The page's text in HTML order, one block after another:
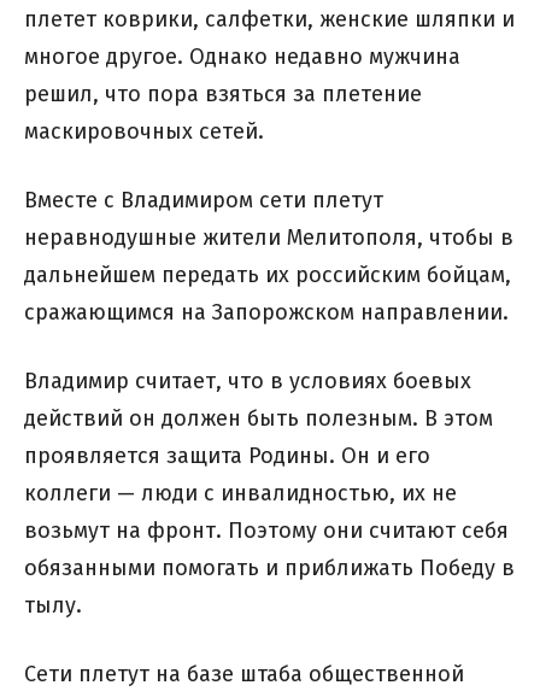
плетет коврики, салфетки, женские шляпки и
многое другое. Однако недавно мужчина
решил, что пора взяться за плетение
маскировочных сетей.
Вместе с Владимиром сети плетут
неравнодушные жители Мелитополя, чтобы в
дальнейшем передать их российским бойцам,
сражающимся на Запорожском направлении.
Владимир считает, что в условиях боевых
действий он должен быть полезным. В этом
проявляется защита Родины. Он и его
коллеги — люди с инвалидностью, их не
возьмут на фронт. Поэтому они считают себя
обязанными помогать и приближать Победу в
тылу.
Сети плетут на базе штаба общественной